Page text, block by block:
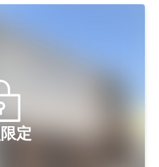
定